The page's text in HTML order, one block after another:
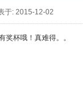
于: 2015-12-02
奖杯哦！真难得。。